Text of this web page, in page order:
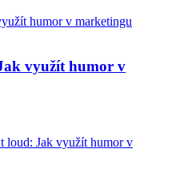
využít humor v
loud: Jak využít humor v